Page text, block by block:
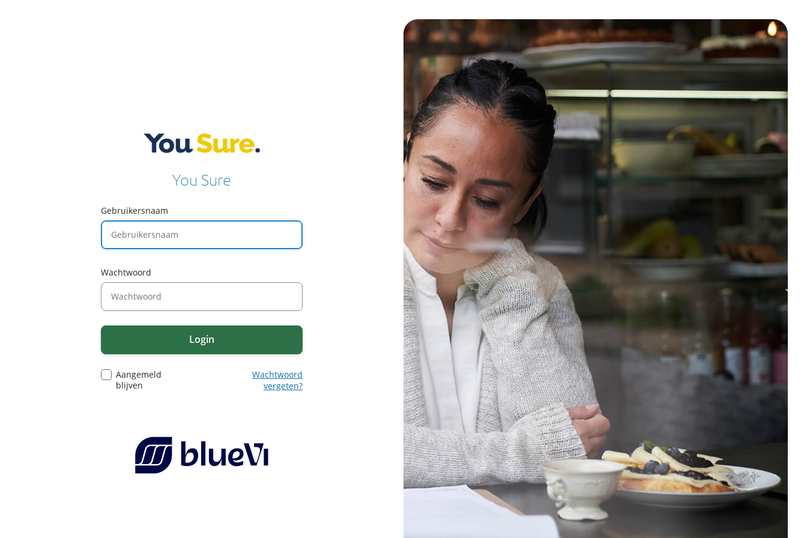
You Sure
Gebruikersnaam
Wachtwoord
Login
Aangemeld
blijven
Wachtwoord
vergeten?